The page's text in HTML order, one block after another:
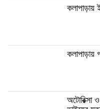
কলাপাড়ায়
অটোরিক্সা